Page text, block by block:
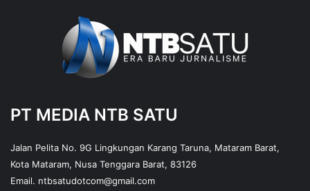
PT MEDIA NTB SATU
Jalan Pelita No. 9G Lingkungan Karang Taruna, Mataram Barat,
Kota Mataram, Nusa Tenggara Barat, 83126
Email. ntbsatudotcom@gmail.com